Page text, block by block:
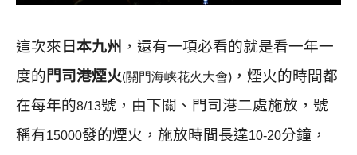
這次來 日本九州 ，還有一項必看的就是看一年一
度的門司港煙火(關 門海峡花火大會) ，煙火的時間都
在每年的8/13號，由下關、門司港二處施放，號
稱有15000發的煙火，施放時間長達10-20分鐘，